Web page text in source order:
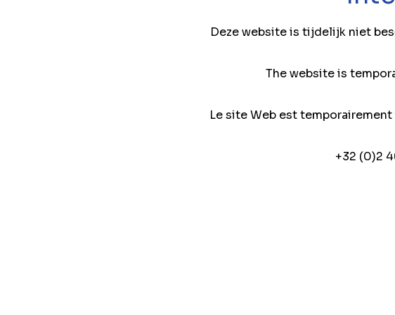
Deze website is tijdelijk niet
The website is
Le site Web est
+32 (0)2